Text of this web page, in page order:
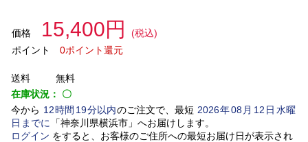
価格 15,400円
(税込)
ポイント
0ポイント還元
送料
無料
在庫状況： 〇
今から 12時間 19分以内のご注文で、最短 2026年08 月 12 日水曜
日 までに 「神奈川県横浜市」 へお届けします。
ログイン をすると、お客様のご住所への最短お届け日が表示され